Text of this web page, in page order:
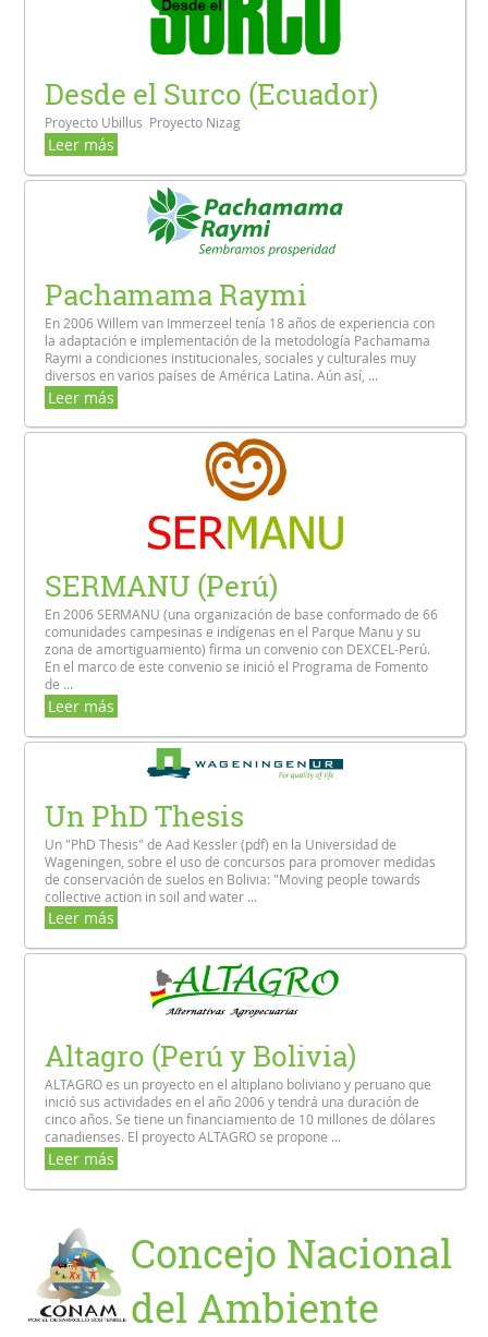
Desde el Surco (Ecuador)
Proyecto Ubillus Proyecto Nizag
Leer más
Pachamama Raymi
En 2006 Willem van Immerzeel tenía 18 años de experiencia con
la adaptación e implementación de la metodología Pachamama
Raymi a condiciones institucionales, sociales y culturales muy
diversos en varios países de América Latina. Aún así, ...
Leer más
SERMANU (Perú)
En 2006 SERMANU (una organización de base conformado de 66
comunidades campesinas e indígenas en el Parque Manu y su
zona de amortiguamiento) firma un convenio con DEXCEL-Perú.
En el marco de este convenio se inició el Programa de Fomento
de ...
Leer más
Un PhD Thesis
Un "PhD Thesis" de Aad Kessler (pdf) en la Universidad de
Wageningen, sobre el uso de concursos para promover medidas
de conservación de suelos en Bolivia: "Moving people towards
collective action in soil and water ...
Leer más
Altagro (Perú y Bolivia)
ALTAGRO es un proyecto en el altiplano boliviano y peruano que
inició sus actividades en el año 2006 y tendrá una duración de
cinco años. Se tiene un financiamiento de 10 millones de dólares
canadienses. El proyecto ALTAGRO se propone ...
Leer más
Concejo Nacional
del Ambiente